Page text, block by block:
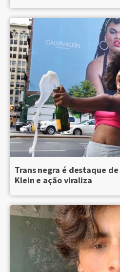
Trans negra é destaque
Klein e ação viraliza